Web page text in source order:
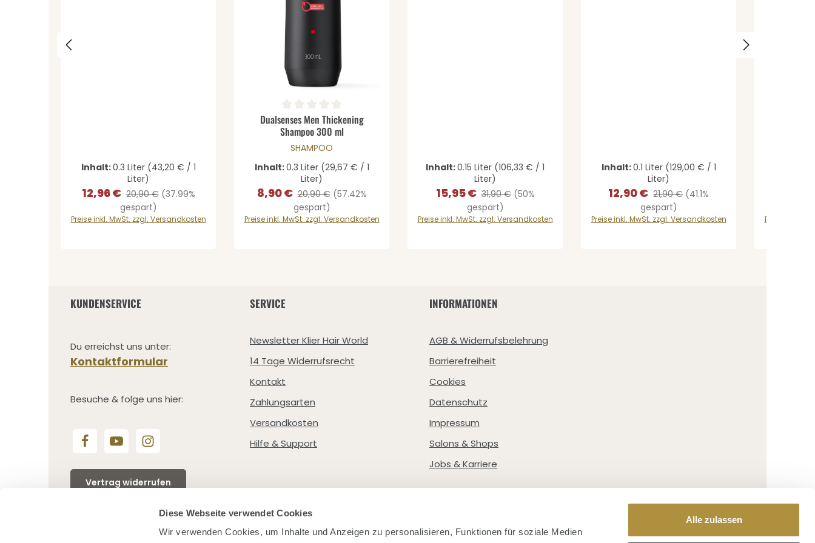
Diese Webseite verwendet Cookies
Wir verwenden Cookies, um Inhalte und Anzeigen zu personalisieren, Funktionen für soziale Medien
Alle zulassen
Inhalt:0.3 Liter (43,20 € / 1
Liter)
Verkaufspreis:
12,96 € Regulärer Preis:
20,90 € (37.99%
gespart)
Preise inkl. MwSt. zzgl. Versandkosten
Produkt Anzahl: Gib den gewünschten Wert ein oder benutze die
Durchschnittliche Bewertung von 0 von 5 Sternen
Dualsenses Men Thickening
Shampoo 300 ml
SHAMPOO
Inhalt:0.3 Liter (29,67 € / 1
Liter)
Verkaufspreis:
8,90 € Regulärer Preis:
20,90 € (57.42%
gespart)
Preise inkl. MwSt. zzgl. Versandkosten
Inhalt:0.15 Liter (106,33 € / 1
Liter)
Verkaufspreis:
15,95 € Regulärer Preis:
31,90 € (50%
gespart)
Preise inkl. MwSt. zzgl. Versandkosten
Inhalt:0.1 Liter (129,00 € / 1
Liter)
Verkaufspreis:
12,90 € Regulärer Preis:
21,90 € (41.1%
gespart)
Preise inkl. MwSt. zzgl. Versandkosten Preise inkl.
KUNDENSERVICE
Du erreichst uns unter:
Kontaktformular
Besuche & folge uns hier:
Vertrag widerrufen
SERVICE
Newsletter Klier Hair World
14 Tage Widerrufsrecht
Kontakt
Zahlungsarten
Versandkosten
Hilfe & Support
INFORMATIONEN
AGB & Widerrufsbelehrung
Barrierefreiheit
Cookies
Datenschutz
Impressum
Salons & Shops
Jobs & Karriere